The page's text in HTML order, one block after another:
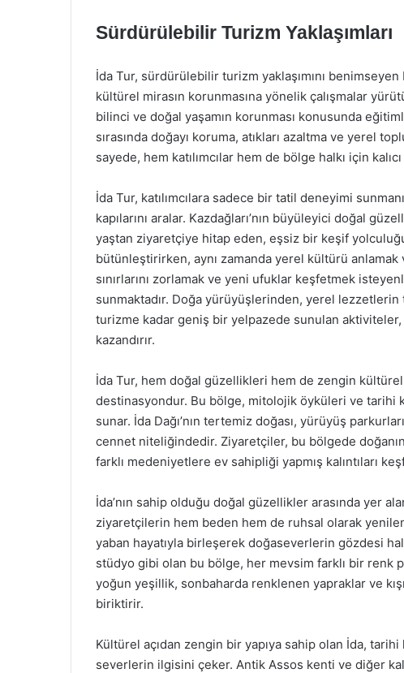
Sürdürülebilir Turizm Yaklaşımları
İda Tur, sürdürülebilir turizm yaklaşımını
kültürel mirasın korunmasına yönelik çalışmalar
bilinci ve doğal yaşamın korunması konusunda
sırasında doğayı koruma, atıkları azaltma ve yerel
sayede, hem katılımcılar hem de bölge halkı için
İda Tur, katılımcılara sadece bir tatil deneyimi
kapılarını aralar. Kazdağları’nın büyüleyici doğal
yaştan ziyaretçiye hitap eden, eşsiz bir keşif
bütünleştirirken, aynı zamanda yerel kültürü anlamak
sınırlarını zorlamak ve yeni ufuklar keşfetmek
sunmaktadır. Doğa yürüyüşlerinden, yerel lezzetlerin
turizme kadar geniş bir yelpazede sunulan aktiviteler,
kazandırır.
İda Tur, hem doğal güzellikleri hem de zengin
destinasyondur. Bu bölge, mitolojik öyküleri ve tarihi
sunar. İda Dağı’nın tertemiz doğası, yürüyüş
cennet niteliğindedir. Ziyaretçiler, bu bölgede doğanın
farklı medeniyetlere ev sahipliği yapmış kalıntıları
İda’nın sahip olduğu doğal güzellikler arasında yer
ziyaretçilerin hem beden hem de ruhsal olarak
yaban hayatıyla birleşerek doğaseverlerin gözdesi
stüdyo gibi olan bu bölge, her mevsim farklı bir renk
yoğun yeşillik, sonbaharda renklenen yapraklar ve
biriktirir.
Kültürel açıdan zengin bir yapıya sahip olan İda,
severlerin ilgisini çeker. Antik Assos kenti ve diğer